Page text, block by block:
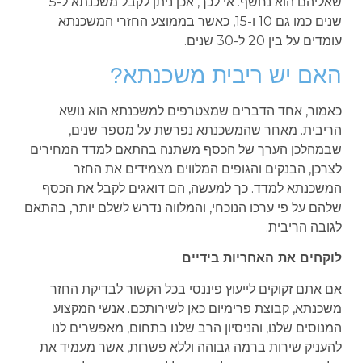
שנים כמו גם 10 ו-15, כאשר בממוצע החזרי המשכנתא
עומדים על בין 20 ל-30 שנים.
האם יש ריבית משכנתא?
כאמור, אחד הדברים שמצטרפים למשכנתא הוא נושא
הריבית. מאחר שהמשכנתא נפרשת על מספר שנים,
שבמהלכן הערך של הכסף משתנה בהתאם למדד המחירים
לצרכן, הבנקים והגופים המלווים מצמידים את החזר
המשכנתא למדד. כך למעשה, הם דואגים לקבל את הכסף
שלהם על פי ערכו הנוכחי, והמלווה נדרש לשלם יותר, בהתאם
לגובה הריבית.
לוקחים את האחריות בידיים
אם אתם זקוקים לייעוץ פיננסי בכל הקשור לבדיקת החזר
משכנתא, קבוצת פרימיום כאן לשירותכם. אנשי המקצוע
המנוסים שלנו, והניסיון הרב שלנו בתחום, מאפשרים לנו
להעניק שירות ברמה גבוהה וללא פשרות, אשר מעמיד את